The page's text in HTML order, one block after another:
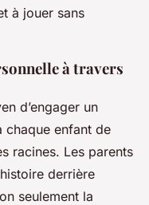
à jouer sans
à travers
d’engager un
chaque enfant de
racines. Les parents
derrière
seulement la